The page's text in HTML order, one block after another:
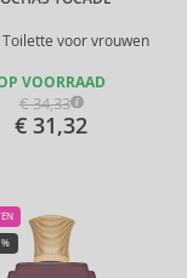
Toilette voor vrouwen
VOORRAAD
€ 34,33
€ 31,32